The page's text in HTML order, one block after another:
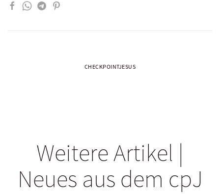
CHECKPOINTJESUS
Weitere Artikel |
Neues aus dem cpJ